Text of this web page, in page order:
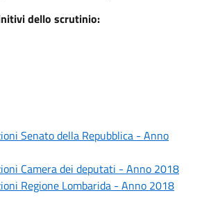
dello scrutinio:
Senato della Repubblica - Anno
Camera dei deputati - Anno 2018
Regione Lombarida - Anno 2018